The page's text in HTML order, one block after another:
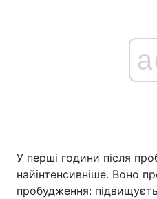
У перші години після
найінтенсивніше. Воно
пробудження: